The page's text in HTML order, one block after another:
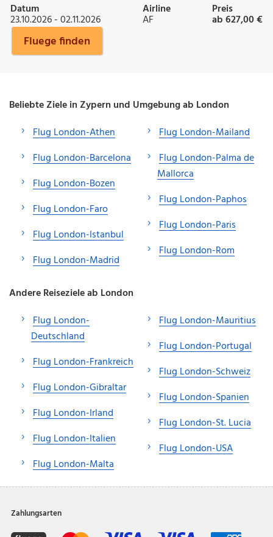
Datum
23.10.2026 - 02.11.2026
Airline
AF
Preis
ab 627,00 €
Fluege finden
Beliebte Ziele in Zypern und Umgebung ab London
Flug London-Athen
Flug London-Barcelona
Flug London-Bozen
Flug London-Faro
Flug London-Istanbul
Flug London-Madrid
Flug London-Mailand
Flug London-Palma de
Mallorca
Flug London-Paphos
Flug London-Paris
Flug London-Rom
Andere Reiseziele ab London
Flug London-
Deutschland
Flug London-Frankreich
Flug London-Gibraltar
Flug London-Irland
Flug London-Italien
Flug London-Malta
Flug London-Mauritius
Flug London-Portugal
Flug London-Schweiz
Flug London-Spanien
Flug London-St. Lucia
Flug London-USA